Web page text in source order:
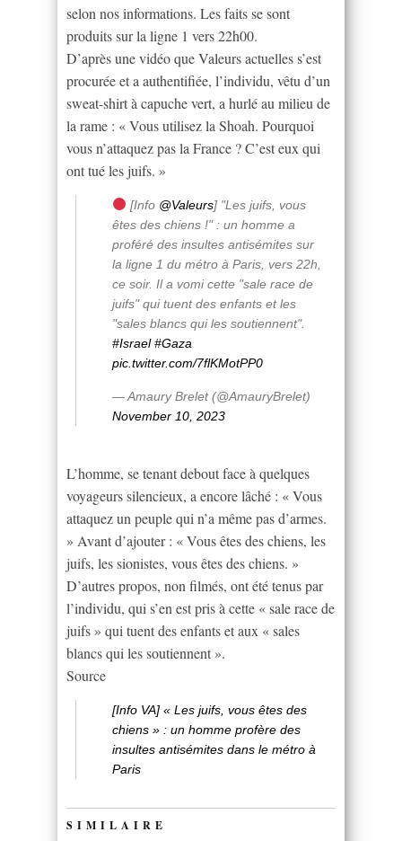
selon nos informations. Les faits se sont
produits sur la ligne 1 vers 22h00.
D’après une vidéo que Valeurs actuelles s’est
procurée et a authentifiée, l’individu, vêtu d’un
sweat-shirt à capuche vert, a hurlé au milieu de
la rame : « Vous utilisez la Shoah. Pourquoi
vous n’attaquez pas la France ? C’est eux qui
ont tué les juifs. »
[Info @Valeurs] "Les juifs, vous
êtes des chiens !" : un homme a
proféré des insultes antisémites sur
la ligne 1 du métro à Paris, vers 22h,
ce soir. Il a vomi cette "sale race de
juifs" qui tuent des enfants et les
"sales blancs qui les soutiennent".
#Israel #Gaza
pic.twitter.com/7flKMotPP0
— Amaury Brelet (@AmauryBrelet)
November 10, 2023
L’homme, se tenant debout face à quelques
voyageurs silencieux, a encore lâché : « Vous
attaquez un peuple qui n’a même pas d’armes.
» Avant d’ajouter : « Vous êtes des chiens, les
juifs, les sionistes, vous êtes des chiens. »
D’autres propos, non filmés, ont été tenus par
l’individu, qui s’en est pris à cette « sale race de
juifs » qui tuent des enfants et aux « sales
blancs qui les soutiennent ».
Source
[Info VA] « Les juifs, vous êtes des
chiens » : un homme profère des
insultes antisémites dans le métro à
Paris
SIMILAIRE